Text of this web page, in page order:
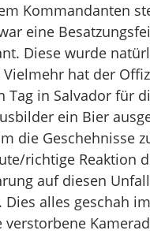
Kommandanten
eine
Diese wurde
Vielmehr hat der
Tag in Salvador für
ein Bier
die Geschehnisse
richtige Reaktion
auf diesen
alles geschah
verstorbene